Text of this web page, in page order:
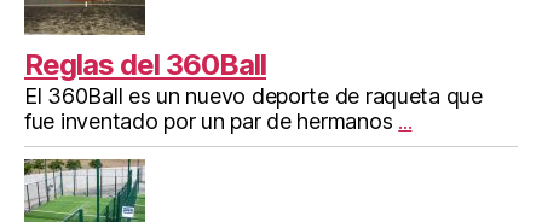
Reglas del 360Ball
El 360Ball es un nuevo deporte de raqueta que
fue inventado por un par de hermanos ...